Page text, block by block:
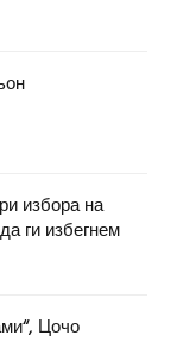
избора на
ги избегнем
Цочо